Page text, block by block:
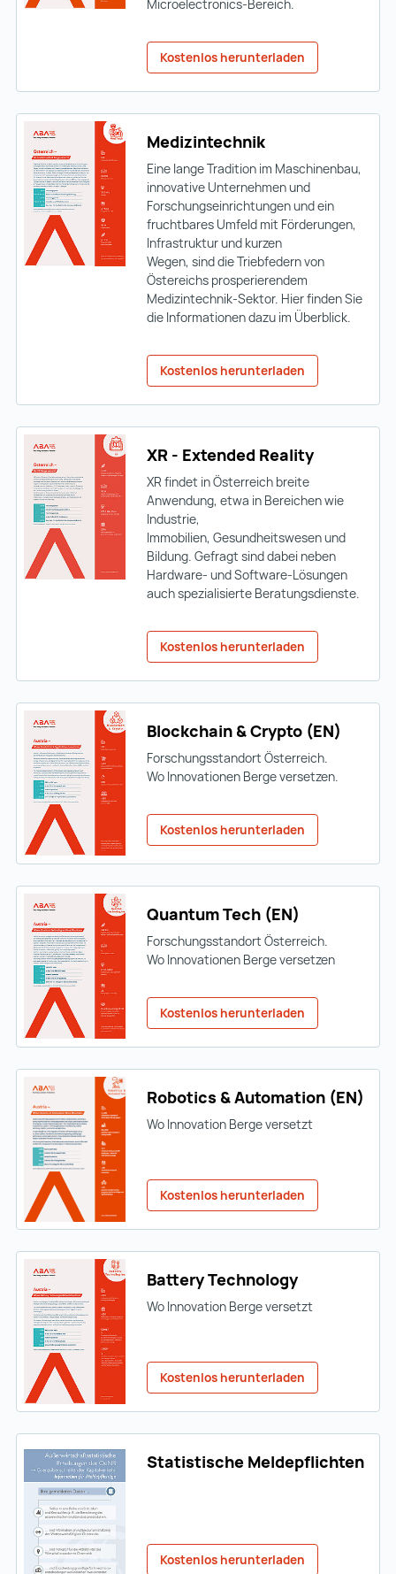
Microelectronics-Bereich.
Kostenlos herunterladen
Medizintechnik
Eine lange Tradition im Maschinenbau,
innovative Unternehmen und
Forschungseinrichtungen und ein
fruchtbares Umfeld mit Förderungen,
Infrastruktur und kurzen
Wegen, sind die Triebfedern von
Östereichs prosperierendem
Medizintechnik-Sektor. Hier finden Sie
die Informationen dazu im Überblick.
Kostenlos herunterladen
XR - Extended Reality
XR findet in Österreich breite
Anwendung, etwa in Bereichen wie
Industrie,
Immobilien, Gesundheitswesen und
Bildung. Gefragt sind dabei neben
Hardware- und Software-Lösungen
auch spezialisierte Beratungsdienste.
Kostenlos herunterladen
Blockchain & Crypto (EN)
Forschungsstandort Österreich.
Wo Innovationen Berge versetzen.
Kostenlos herunterladen
Quantum Tech (EN)
Forschungsstandort Österreich.
Wo Innovationen Berge versetzen
Kostenlos herunterladen
Robotics & Automation (EN)
Wo Innovation Berge versetzt
Kostenlos herunterladen
Battery Technology
Wo Innovation Berge versetzt
Kostenlos herunterladen
Statistische Meldepflichten
Kostenlos herunterladen